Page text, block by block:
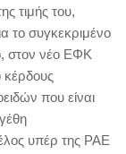
τιμής του,
το συγκεκριμένο
στον νέο ΕΦΚ
κέρδους
που είναι
υπέρ της ΡΑΕ